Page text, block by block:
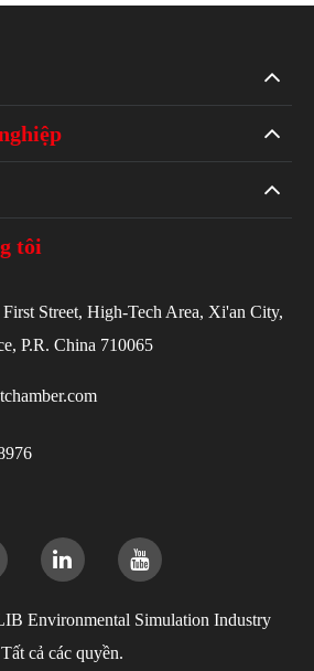
tôi
Street, High-Tech Area, Xi'an City,
P.R. China 710065
Environmental Simulation Industry
Tất cả các quyền.